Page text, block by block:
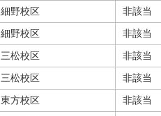
細野校区 非該当
細野校区 非該当
三松校区 非該当
三松校区 非該当
東方校区 非該当